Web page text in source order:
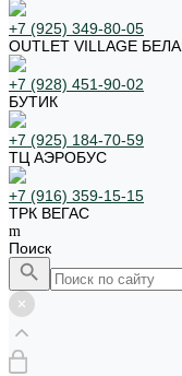
+7 (925) 349-80-05
OUTLET VILLAGE
+7 (928) 451-90-02
БУТИК
+7 (925) 184-70-59
ТЦ АЭРОБУС
+7 (916) 359-15-15
ТРК ВЕГАС
Поиск